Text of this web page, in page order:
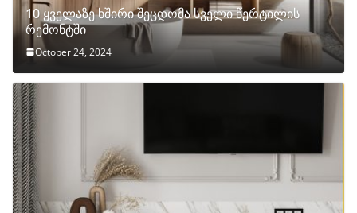
10 ყველაზე ხშირი შეცდომა სველი წერტილის
რემონტში
October 24, 2024